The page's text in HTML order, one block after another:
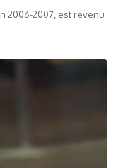
2006-2007, est revenu